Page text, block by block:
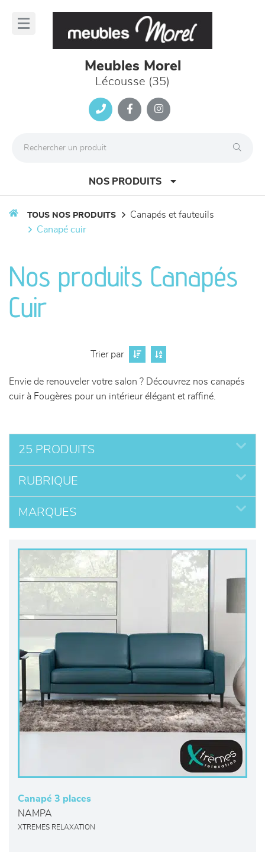
Meubles Morel
Lécousse (35)
NOS PRODUITS
séjours
meubles de complément
TOUS NOS PRODUITS
canapés et fauteuils
canapé cuir
Nos produits Canapés
Cuir
Trier par
Envie de renouveler votre salon ? Découvrez nos canapés
cuir à Fougères pour un intérieur élégant et raffiné.
25 PRODUITS
RUBRIQUE
MARQUES
Canapé 3 places
NAMPA
XTREMES RELAXATION